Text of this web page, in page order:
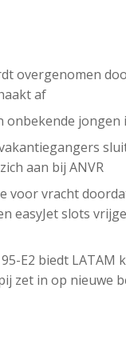
overgenomen
af
onbekende jongen
aan bij ANVR
voor vracht
easyJet slots
E2 biedt LATAM
zet in op nieuwe